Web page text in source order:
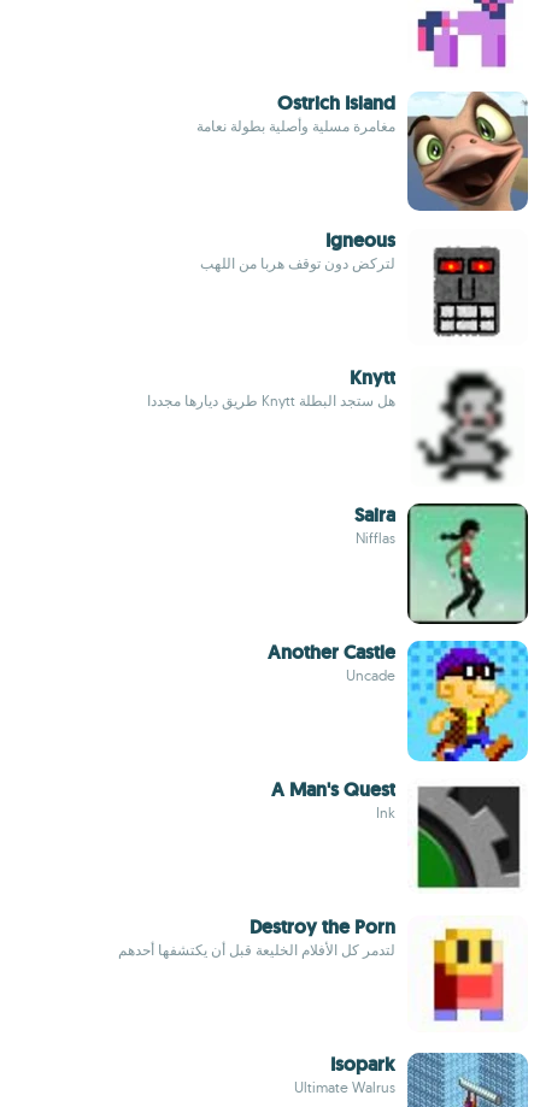
Ostrich Island
مغامرة مسلية وأصلية بطولة نعامة
Igneous
لتركض دون توقف هربا من اللهب
Knytt
هل ستجد البطلة Knytt طريق ديارها مجددا
Saira
Nifflas
Another Castle
Uncade
A Man's Quest
Ink
Destroy the Porn
لتدمر كل الأفلام الخليعة قبل أن يكتشفها أحدهم
Isopark
Ultimate Walrus